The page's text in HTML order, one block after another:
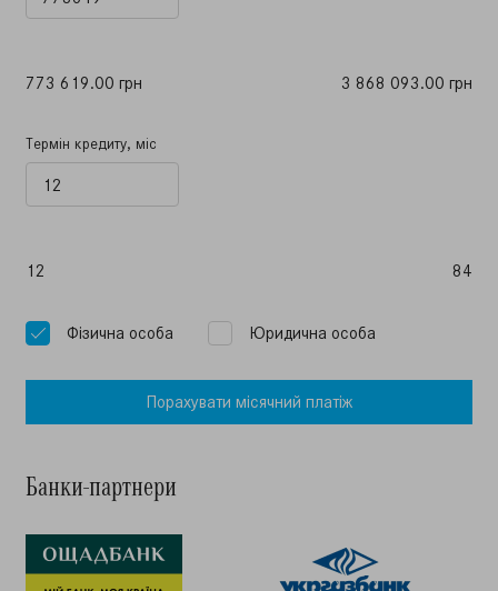
773 619.00 грн 3 868 093.00 грн
Термін кредиту, міс
12 84
Фiзична особа Юридична особа
Порахувати мiсячний платiж
Банки-партнери